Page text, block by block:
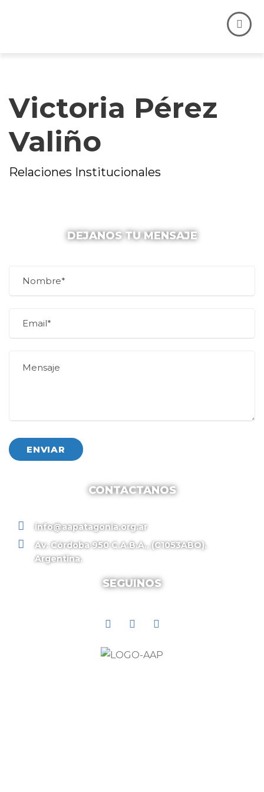
Victoria Pérez
Valiño
Relaciones Institucionales
DEJANOS TU MENSAJE
CONTACTANOS
info@aapatagonia.org.ar
Av. Córdoba 950 C.A.B.A., (C1053ABO).
Argentina.
SEGUINOS